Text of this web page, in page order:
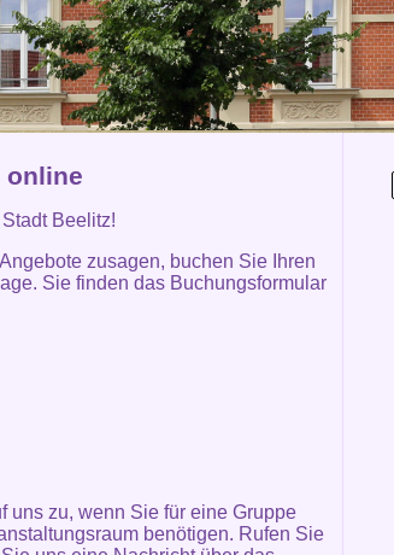
online
Beelitz!
zusagen, buchen Sie Ihren
Sie finden das Buchungsformular
uns zu, wenn Sie für eine Gruppe
benötigen. Rufen Sie